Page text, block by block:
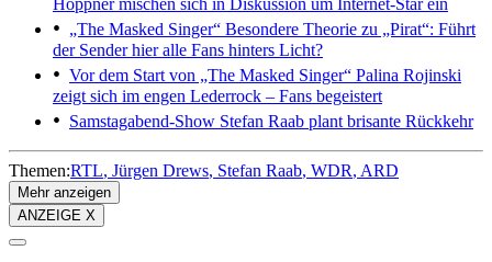
„The Masked Singer“ Besondere Theorie zu „Pirat“: Führt
der Sender hier alle Fans hinters Licht?
Vor dem Start von „The Masked Singer“ Palina Rojinski
zeigt sich im engen Lederrock – Fans begeistert
Samstagabend-Show Stefan Raab plant brisante Rückkehr
Themen:RTL Jürgen Drews Stefan Raab WDR ARD
Mehr anzeigen
ANZEIGE X